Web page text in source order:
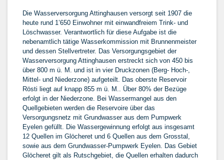
Die Wasserversorgung Attinghausen versorgt seit 1907 die
heute rund 1’650 Einwohner mit einwandfreiem Trink- und
Löschwasser. Verantwortlich für diese Aufgabe ist die
nebenamtlich tätige Wasserkommission mit Brunnenmeister
und dessen Stellvertreter. Das Versorgungsgebiet der
Wasserversorgung Attinghausen erstreckt sich von 450 bis
über 800 m ü. M. und ist in vier Druckzonen (Berg- Hoch-,
Mittel- und Niederzone) aufgeteilt. Das oberste Reservoir
Rösti liegt auf knapp 855 m ü. M.. Über 80% der Bezüge
erfolgt in der Niederzone. Bei Wassermangel aus den
Quellgebieten werden die Reservoire über das
Versorgungsnetz mit Grundwasser aus dem Pumpwerk
Eyelen gefüllt. Die Wassergewinnung erfolgt aus insgesamt
12 Quellen im Glöcheret und 6 Quellen aus dem Grosstal,
sowie aus dem Grundwasser-Pumpwerk Eyelen. Das Gebiet
Glöcheret gilt als Rutschgebiet, die Quellen erhalten dadurch